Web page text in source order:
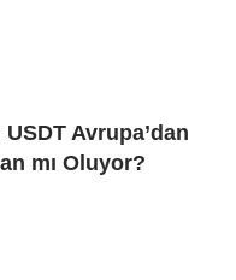
Avrupa’dan
mı Oluyor?